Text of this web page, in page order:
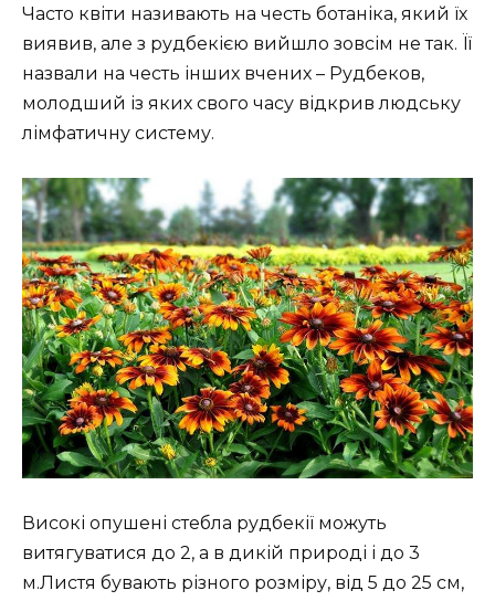
Часто квіти називають на честь ботаніка, який їх
виявив, але з рудбекією вийшло зовсім не так. Її
назвали на честь інших вчених – Рудбеков,
молодший із яких свого часу відкрив людську
лімфатичну систему.
Високі опушені стебла рудбекії можуть
витягуватися до 2, а в дикій природі і до 3
м.Листя бувають різного розміру, від 5 до 25 см,